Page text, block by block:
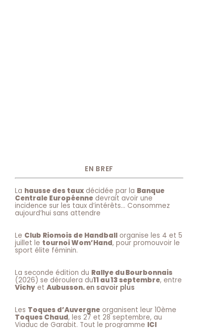
EN BREF
La hausse des taux décidée par la Banque
Centrale Européenne devrait avoir une
incidence sur les taux d’intérêts… Consommez
aujourd’hui sans attendre
Le Club Riomois de Handball organise les 4 et 5
juillet le tournoi Wom’Hand, pour promouvoir le
sport élite féminin.
La seconde édition du Rallye du Bourbonnais
(2026) se déroulera du11 au 13 septembre, entre
Vichy et Aubusson.en savoir plus
Les Toques d’Auvergne organisent leur 10ème
Toques Chaud, les 27 et 28 septembre, au
Viaduc de Garabit. Tout le programme ICI